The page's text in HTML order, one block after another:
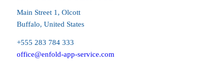
Main Street 1, Olcott
Buffalo, United States
+555 283 784 333
office@enfold-app-service.com